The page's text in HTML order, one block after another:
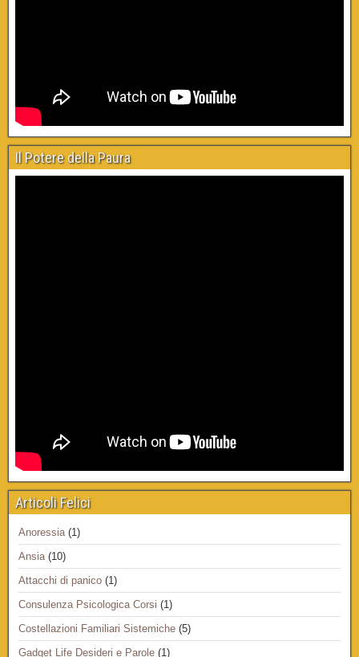
Il Potere della Paura
Articoli Felici
Anoressia(1)
Ansia(10)
Attacchi di panico (1)
Consulenza Psicologica Corsi (1)
Costellazioni Familiari Sistemiche (5)
Gadget Life Desideri e Parole (1)